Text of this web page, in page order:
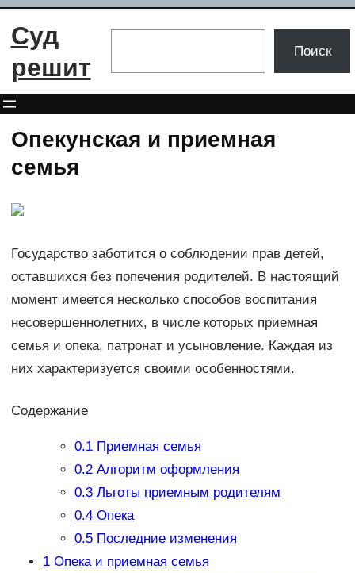
Перейти
Суд
решит
Поиск
Опекунская и приемная
семья
Государство заботится о соблюдении прав детей,
оставшихся без попечения родителей. В настоящий
момент имеется несколько способов воспитания
несовершеннолетних, в числе которых приемная
семья и опека, патронат и усыновление. Каждая из
них характеризуется своими особенностями.
Содержание
0.1Приемная семья
0.2Алгоритм оформления
0.3Льготы приемным родителям
0.4Опека
0.5Последние изменения
1Опека и приемная семья